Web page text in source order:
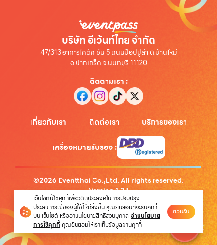
บริษัท อีเว้นท์ไทย จำกัด
47/313 อาคารไคตัค ชั้น 5 ถนนป๊อปปูล่า ต.บ้านใหม่
อ.ปากเกร็ด จ.นนทบุรี 11120
ติดตามเรา :
เกี่ยวกับเรา ติดต่อเรา บริการของเรา
เครื่องหมายรับรอง:
©2026 Eventthai Co.,Ltd. All rights reserved.
Version1.3.1
นโยบายความเป็นส่วนตัว
เว็บไซต์นี้ใช้คุกกี้เพื่อวัตถุประสงค์ในการปรับปรุง
ประสบการณ์ของผู้ใช้ให้ดียิ่งขึ้น คุณยินยอมที่จะรับคุกกี้
บน เว็บไซต์ หรืออ่านนโยบายสิทธิส่วนบุคคล อ่านนโยบาย
การใช้คุกกี้ คุณยินยอมให้เราเก็บข้อมูลผ่านคุกกี้
ยอมรับ